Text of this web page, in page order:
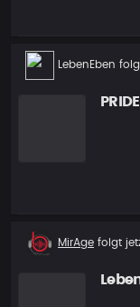
Neuer
LebenEben
Neuer
Follower
MirAge folgt